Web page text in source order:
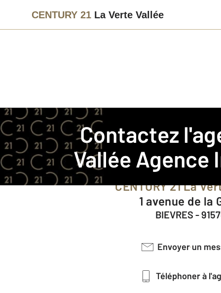
CENTURY 21 La Verte Vallée
Contactez
Vallée Agence
Agence immobilière
Notre agence à BIEVRES
CENTURY 21 La
1 avenue de la
BIEVRES -
Envoyer un
Téléphoner à